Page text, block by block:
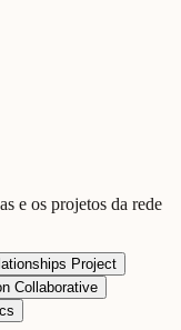
e os projetos da rede
Project
Collaborative